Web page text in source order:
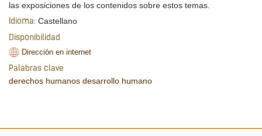
las exposiciones de los contenidos sobre estos temas.
Idioma: Castellano
Disponibilidad
Dirección en internet
Palabras clave
derechos humanos desarrollo humano